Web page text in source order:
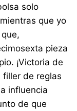
solo
que yo
pieza
¡Victoria de
filler de reglas
influencia
de que